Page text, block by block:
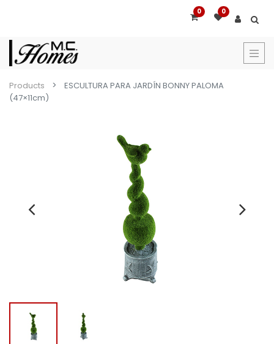
0 0
Products
ESCULTURA PARA JARDÍN BONNY PALOMA
(47×11cm)